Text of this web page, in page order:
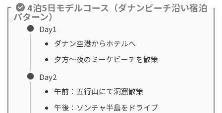
4泊5日モデルコース（ダナンビーチ沿い宿泊
パターン）
Day1
ダナン空港からホテルへ
夕方〜夜のミーケビーチを散策
Day2
午前：五行山にて洞窟散策
午後：ソンチャ半島をドライブ